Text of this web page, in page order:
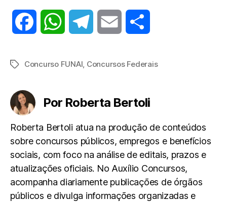
o
o
k
A
p
p
r
m
TagsConcurso FUNAI, Concursos Federais
Por Roberta Bertoli
Roberta Bertoli atua na produção de conteúdos
sobre concursos públicos, empregos e benefícios
sociais, com foco na análise de editais, prazos e
atualizações oficiais. No Auxílio Concursos,
acompanha diariamente publicações de órgãos
públicos e divulga informações organizadas e